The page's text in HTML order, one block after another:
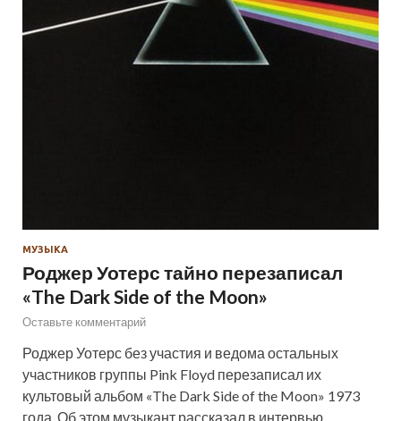
МУЗЫКА
Роджер Уотерс тайно перезаписал
«The Dark Side of the Moon»
Оставьте комментарий
Роджер Уотерс без участия и ведома остальных
участников группы Pink Floyd перезаписал их
культовый альбом «The Dark Side of the Moon» 1973
года. Об этом музыкант рассказал в интервью